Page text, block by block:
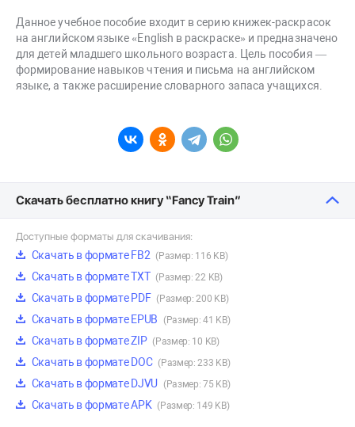
Данное учебное пособие входит в серию книжек-раскрасок
на английском языке «English в раскраске» и предназначено
для детей младшего школьного возраста. Цель пособия —
формирование навыков чтения и письма на английском
языке, а также расширение словарного запаса учащихся.
Скачать бесплатно книгу “Fancy Train”
Доступные форматы для скачивания:
Скачать в формате FB2 (Размер: 116 KB)
Скачать в формате TXT (Размер: 22 KB)
Скачать в формате PDF (Размер: 200 KB)
Скачать в формате EPUB (Размер: 41 KB)
Скачать в формате ZIP (Размер: 10 KB)
Скачать в формате DOC (Размер: 233 KB)
Скачать в формате DJVU (Размер: 75 KB)
Скачать в формате APK (Размер: 149 KB)